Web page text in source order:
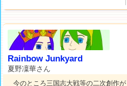
Rainbow Junkyard
夏野凜華さん
今のところ三国志大戦等の二次創作が